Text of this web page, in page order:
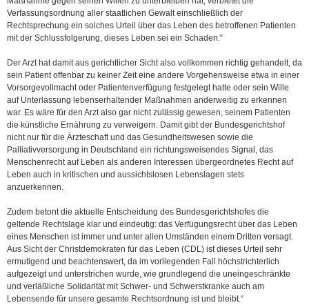
Verfassungsordnung aller staatlichen Gewalt einschließlich der
Rechtsprechung ein solches Urteil über das Leben des betroffenen Patienten
mit der Schlussfolgerung, dieses Leben sei ein Schaden.“
Der Arzt hat damit aus gerichtlicher Sicht also vollkommen richtig gehandelt, da
sein Patient offenbar zu keiner Zeit eine andere Vorgehensweise etwa in einer
Vorsorgevollmacht oder Patientenverfügung festgelegt hatte oder sein Wille
auf Unterlassung lebenserhaltender Maßnahmen anderweitig zu erkennen
war. Es wäre für den Arzt also gar nicht zulässig gewesen, seinem Patienten
die künstliche Ernährung zu verweigern. Damit gibt der Bundesgerichtshof
nicht nur für die Ärzteschaft und das Gesundheitswesen sowie die
Palliativversorgung in Deutschland ein richtungsweisendes Signal, das
Menschenrecht auf Leben als anderen Interessen übergeordnetes Recht auf
Leben auch in kritischen und aussichtslosen Lebenslagen stets
anzuerkennen.
Zudem betont die aktuelle Entscheidung des Bundesgerichtshofes die
geltende Rechtslage klar und eindeutig: das Verfügungsrecht über das Leben
eines Menschen ist immer und unter allen Umständen einem Dritten versagt.
Aus Sicht der Christdemokraten für das Leben (CDL) ist dieses Urteil sehr
ermutigend und beachtenswert, da im vorliegenden Fall höchstrichterlich
aufgezeigt und unterstrichen wurde, wie grundlegend die uneingeschränkte
und verläßliche Solidarität mit Schwer- und Schwerstkranke auch am
Lebensende für unsere gesamte Rechtsordnung ist und bleibt.“